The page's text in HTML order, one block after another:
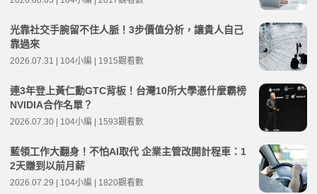
光靠社交手腕留不住人脈！3步價值分析，讓貴人自己
靠過來
2026.07.31 | 104小編 | 1915觀看數
連3年登上黃仁勳GTC背板！台灣10所大學憑什麼霸榜
NVIDIA合作名單？
2026.07.30 | 104小編 | 1593觀看數
藍領工作大翻身！不怕AI取代 企業主管改開計程車：1
2天賺到以前月薪
2026.07.29 | 104小編 | 1820觀看數